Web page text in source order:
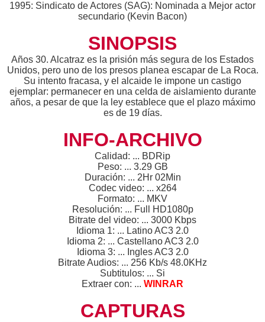
1995: Sindicato de Actores (SAG): Nominada a Mejor actor
secundario (Kevin Bacon)
SINOPSIS
Años 30. Alcatraz es la prisión más segura de los Estados
Unidos, pero uno de los presos planea escapar de La Roca.
Su intento fracasa, y el alcaide le impone un castigo
ejemplar: permanecer en una celda de aislamiento durante
años, a pesar de que la ley establece que el plazo máximo
es de 19 días.
INFO-ARCHIVO
Calidad: ... BDRip
Peso: ... 3.29 GB
Duración: ... 2Hr 02Min
Codec video: ... x264
Formato: ... MKV
Resolución: ... Full HD1080p
Bitrate del video: ... 3000 Kbps
Idioma 1: ... Latino AC3 2.0
Idioma 2: ... Castellano AC3 2.0
Idioma 3: ... Ingles AC3 2.0
Bitrate Audios: ... 256 Kb/s 48.0KHz
Subtitulos: ... Si
Extraer con: ... WINRAR
CAPTURAS